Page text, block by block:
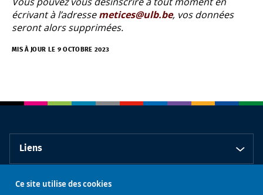
Ce site utilise des cookies
écrivant à l’adressemetices@ulb.be, vos données
seront alors supprimées.
MIS À JOUR LE 9 OCTOBRE 2023
Liens
Contact